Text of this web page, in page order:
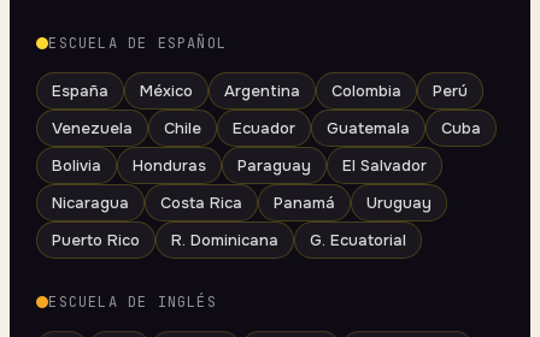
ESCUELA DE ESPAÑOL
España México Argentina Colombia
Perú
Venezuela
Chile Ecuador Guatemala
Cuba
Bolivia
Honduras Paraguay
El Salvador
Nicaragua
Costa Rica Panamá
Uruguay
Puerto Rico
R. Dominicana G. Ecuatorial
ESCUELA DE INGLÉS